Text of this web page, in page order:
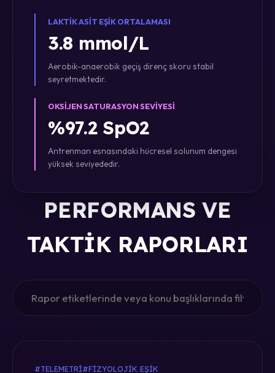
LAKTIK ASIT EŞIK ORTALAMASI
3.8 mmol/L
Aerobik-anaerobik geçiş direnç skoru stabil
seyretmektedir.
OKSIJEN SATURASYON SEVIYESI
%97.2 SpO2
Antrenman esnasındaki hücresel solunum dengesi
yüksek seviyededir.
PERFORMANS VE
TAKTIK RAPORLARI
#TELEMETRI#FIZYOLOJIK EŞIK